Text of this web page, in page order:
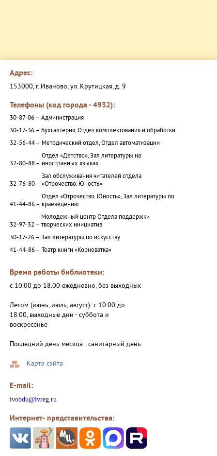
Адрес:
153000, г. Иваново, ул. Крутицкая, д. 9
Телефоны (код города - 4932):
30-87-06 – Администрация
30-17-36 – Бухгалтерия, Отдел комплектования и обработки
32-56-44 – Методический отдел, Отдел автоматизации
32-80-88 –
Отдел «Детство», Зал литературы на
иностранных языках
32-76-80 –
Зал обслуживания читателей отдела
«Отрочество. Юность»
41-44-86 –
Отдел «Отрочество. Юность», Зал литературы по
краеведению
32-97-32 –
Молодежный центр Отдела поддержки
творческих инициатив
30-17-26 – Зал литературы по искусству
41-44-86 – Театр книги «Корноватка»
Время работы библиотеки:
с 10.00 до 18.00 ежедневно, без выходных
Летом (июнь, июль, август): с 10.00 до
18.00, выходные дни - суббота и
воскресенье
Последний день месяца - санитарный день
Карта сайта
E-mail:
ivobdu@ivreg.ru
Интернет- представительства: